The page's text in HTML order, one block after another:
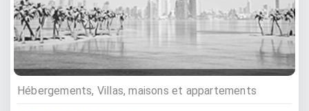
Hébergements, Villas, maisons et appartements